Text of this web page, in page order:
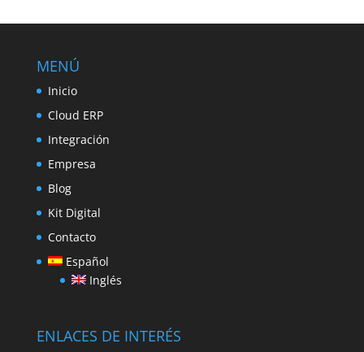
MENÚ
Inicio
Cloud ERP
Integración
Empresa
Blog
Kit Digital
Contacto
Español
Inglés
ENLACES DE INTERÉS